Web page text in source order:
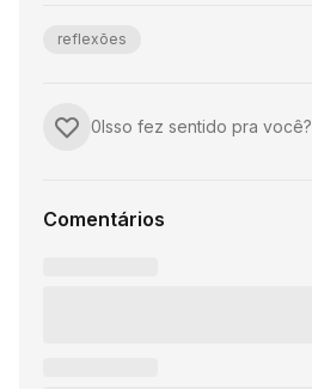
reflexões
0Isso fez sentido pra você?
Comentários